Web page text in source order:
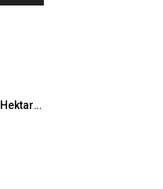
Kewenangan